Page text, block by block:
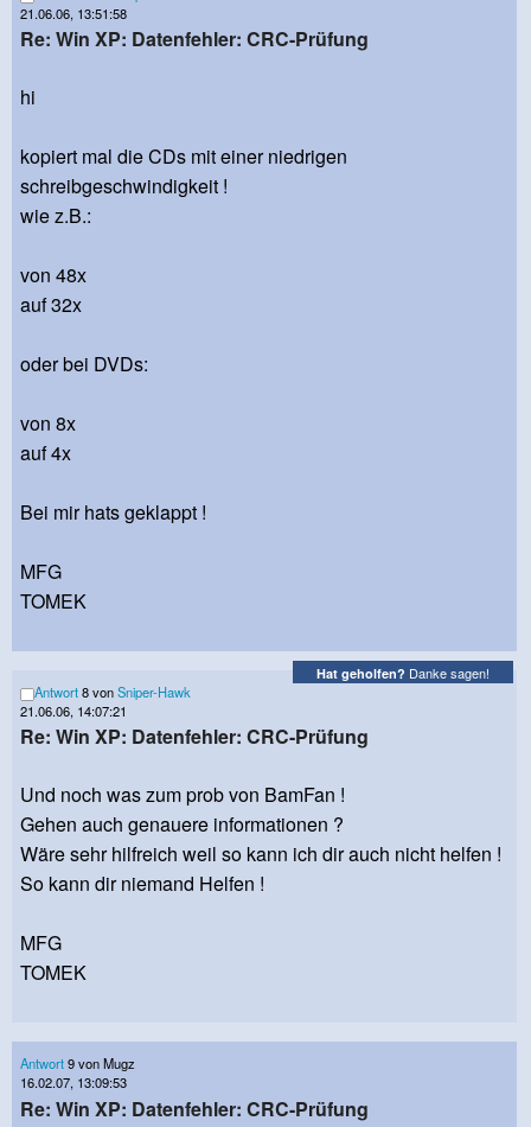
21.06.06, 13:51:58
Re: Win XP: Datenfehler: CRC-Prüfung
hi
kopiert mal die CDs mit einer niedrigen
schreibgeschwindigkeit !
wie z.B.:
von 48x
auf 32x
oder bei DVDs:
von 8x
auf 4x
Bei mir hats geklappt !
MFG
TOMEK
Hat geholfen? Danke sagen!
Antwort8 vonSniper-Hawk
21.06.06, 14:07:21
Re: Win XP: Datenfehler: CRC-Prüfung
Und noch was zum prob von BamFan !
Gehen auch genauere informationen ?
Wäre sehr hilfreich weil so kann ich dir auch nicht helfen !
So kann dir niemand Helfen !
MFG
TOMEK
Antwort9 von Mugz
16.02.07, 13:09:53
Re: Win XP: Datenfehler: CRC-Prüfung